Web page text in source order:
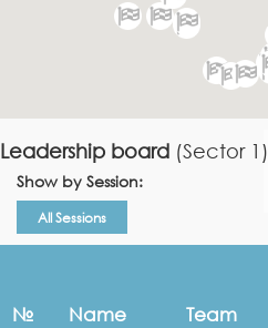
Leadership board (Sector 1)
Show by Session:
All Sessions
№ Name Team